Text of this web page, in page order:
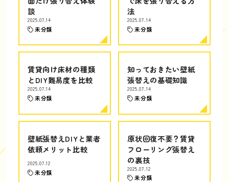
談
2025.07.14
未分類
法
2025.07.14
未分類
賃貸向け床材の種類
とDIY難易度を比較
2025.07.14
未分類
知っておきたい壁紙
張替えの基礎知識
2025.07.14
未分類
壁紙張替えDIYと業者
依頼メリット比較
2025.07.12
未分類
原状回復不要？賃貸
フローリング張替え
の裏技
2025.07.12
未分類